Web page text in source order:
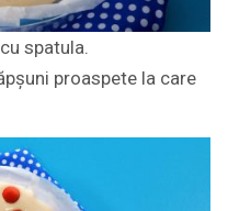
spatula.
proaspete la care